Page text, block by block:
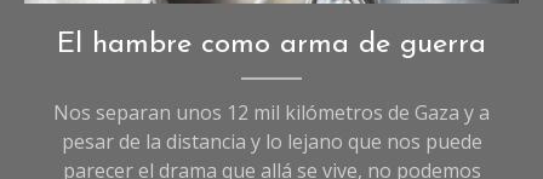
Opinión,
Sociedad
El hambre como arma de guerra
Nos separan unos 12 mil kilómetros de Gaza y a
pesar de la distancia y lo lejano que nos puede
parecer el drama que allá se vive, no podemos